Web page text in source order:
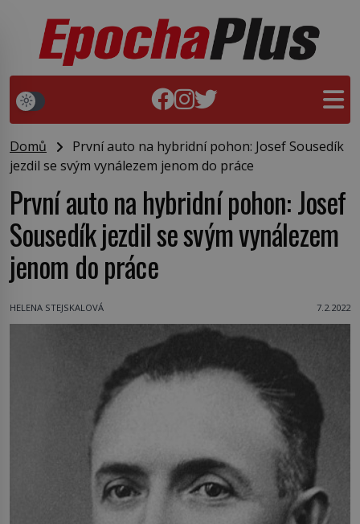
Domů
První auto na hybridní pohon: Josef Sousedík
jezdil se svým vynálezem jenom do práce
První auto na hybridní pohon: Josef
Sousedík jezdil se svým vynálezem
jenom do práce
HELENA STEJSKALOVÁ 7.2.2022